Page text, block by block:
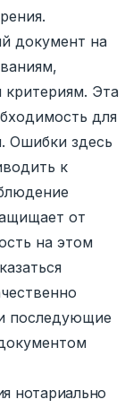
документ на
критериям. Эта
для
Ошибки здесь
к
от
на этом
последующие
нотариально